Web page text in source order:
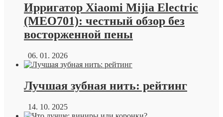
Ирригатор Xiaomi Mijia Electric
(MEO701): честный обзор без
восторженной пены
06. 01. 2026
Лучшая зубная нить: рейтинг
14. 10. 2025